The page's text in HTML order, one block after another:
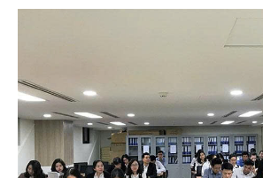
giao
công
nghệ
thang
máy